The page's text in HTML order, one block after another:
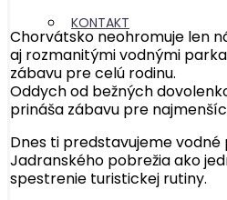
KONTAKT
Chorvátsko neohromuje len
aj rozmanitými vodnými
zábavu pre celú rodinu.
Oddych od bežných
prináša zábavu pre
Dnes ti predstavujeme vodné
Jadranského pobrežia ako
spestrenie turistickej rutiny.